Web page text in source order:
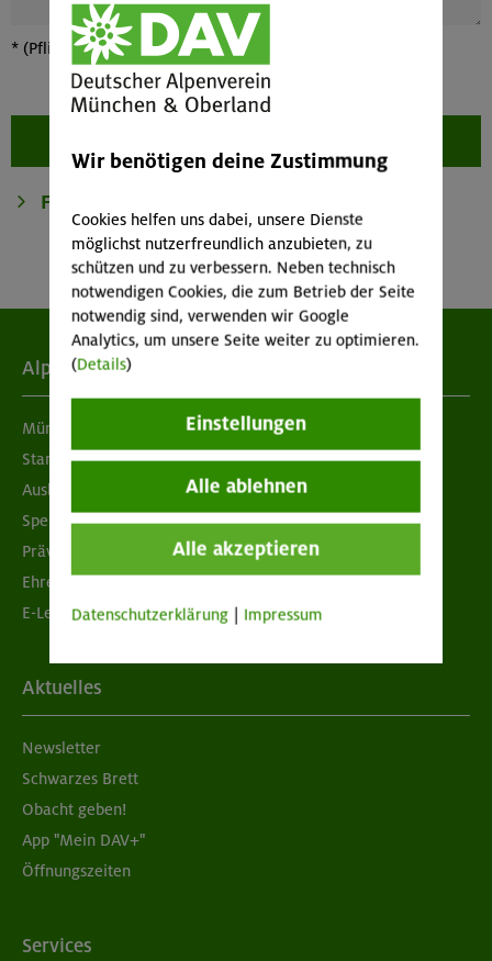
* (Pflichtfelder bitte ausfüllen)
Alpenverein
München & Oberland
Standorte
Ausbildung & Jobs
Spenden
Prävention sexualisierter Gewalt
Ehrenamtsbörse
E-Learning
Aktuelles
Newsletter
Schwarzes Brett
Obacht geben!
App "Mein DAV+"
Öffnungszeiten
Services
Wir benötigen deine Zustimmung
Cookies helfen uns dabei, unsere Dienste
möglichst nutzerfreundlich anzubieten, zu
schützen und zu verbessern. Neben technisch
notwendigen Cookies, die zum Betrieb der Seite
notwendig sind, verwenden wir Google
Analytics, um unsere Seite weiter zu optimieren.
(Details)
Einstellungen
Alle ablehnen
Alle akzeptieren
Datenschutzerklärung Impressum